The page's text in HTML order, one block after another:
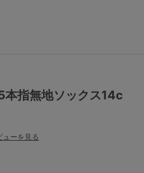
本指無地ソックス14c
ューを見る